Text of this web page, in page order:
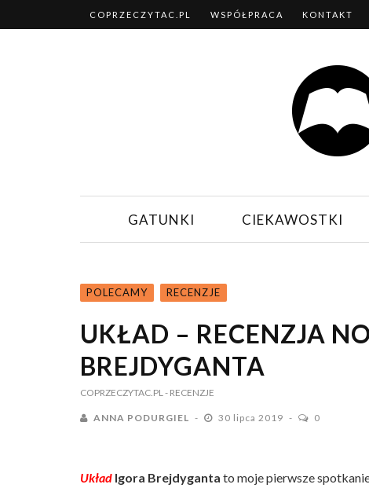
COPRZECZYTAC.PL WSPÓŁPRACA KONTAKT
GATUNKI CIEKAWOSTKI
POLECAMY RECENZJE
UKŁAD – RECENZJA
BREJDYGANTA
COPRZECZYTAC.PL- RECENZJE
ANNA PODURGIEL 30 lipca 2019 0
Układ Igora Brejdyganta to moje pierwsze